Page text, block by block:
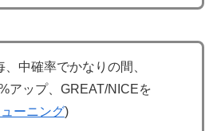
中確率でかなりの間、
アップ、GREAT/NICEを
ーニング)